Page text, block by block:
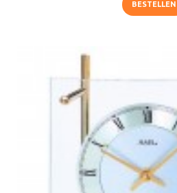
BESTELLEN